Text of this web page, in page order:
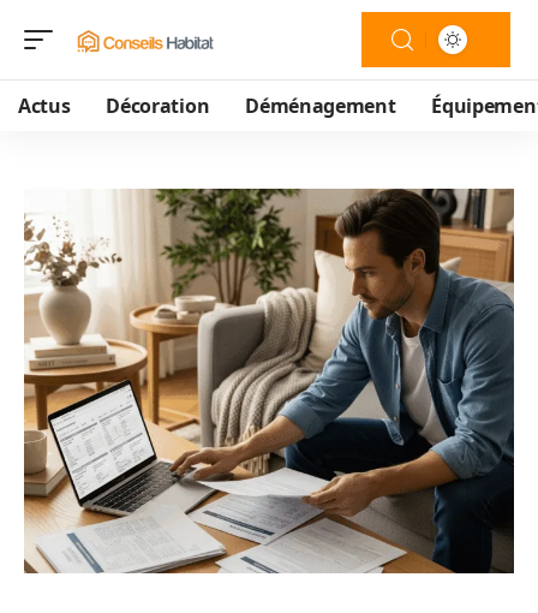
Actus Décoration Déménagement